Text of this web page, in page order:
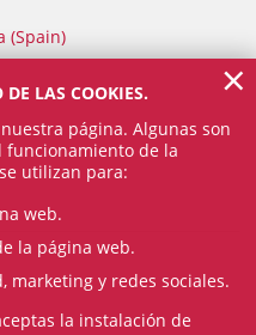
(Spain)
DE LAS COOKIES.
página. Algunas son
funcionamiento de la
utilizan para:
web.
la página web.
marketing y redes sociales.
la instalación de
×